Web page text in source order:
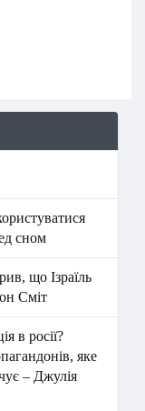
сном
що Ізраїль
Сміт
в росії?
яке
– Джулія